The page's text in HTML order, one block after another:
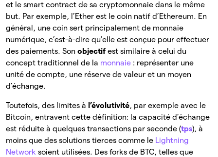
et le smart contract de sa cryptomonnaie dans le même
but. Par exemple, l’Ether est le coin natif d’Ethereum. En
général, une coin sert principalement de monnaie
numérique, c’est-à-dire qu’elle est conçue pour effectuer
des paiements. Son objectif est similaire à celui du
concept traditionnel de la monnaie : représenter une
unité de compte, une réserve de valeur et un moyen
d’échange.
Toutefois, des limites à l’évolutivité, par exemple avec le
Bitcoin, entravent cette définition: la capacité d’échange
est réduite à quelques transactions par seconde (tps), à
moins que des solutions tierces comme le Lightning
Network soient utilisées. Des forks de BTC, telles que